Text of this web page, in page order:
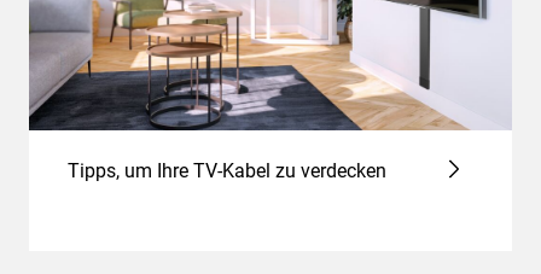
Tipps, um Ihre TV-Kabel zu verdecken